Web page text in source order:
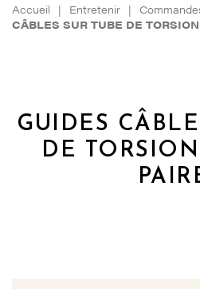
Accueil | Entretenir |
CÂBLES SUR TUBE DE
GUIDES
DE